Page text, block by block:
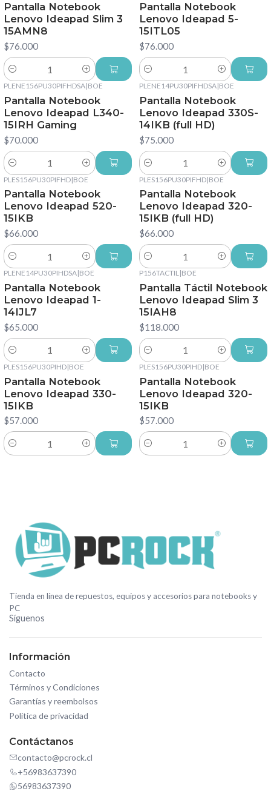
Pantalla Notebook
Lenovo Ideapad Slim 3
15AMN8
$76.000
Cantidad
Pantalla Notebook
Lenovo Ideapad 5-
15ITL05
$76.000
Cantidad
PLENE156PU30PIFHDSA|BOE
Pantalla Notebook
Lenovo Ideapad L340-
15IRH Gaming
$70.000
Cantidad
PLENE14PU30PIFHDSA|BOE
Pantalla Notebook
Lenovo Ideapad 330S-
14IKB (full HD)
$75.000
Cantidad
PLES156PU30PIFHD|BOE
Pantalla Notebook
Lenovo Ideapad 520-
15IKB
$66.000
Cantidad
PLES156PU30PIFHD|BOE
Pantalla Notebook
Lenovo Ideapad 320-
15IKB (full HD)
$66.000
Cantidad
PLENE14PU30PIHDSA|BOE
Pantalla Notebook
Lenovo Ideapad 1-
14IJL7
$65.000
Cantidad
P156TACTIL|BOE
Pantalla Táctil Notebook
Lenovo Ideapad Slim 3
15IAH8
$118.000
Cantidad
PLES156PU30PIHD|BOE
Pantalla Notebook
Lenovo Ideapad 330-
15IKB
$57.000
Cantidad
PLES156PU30PIHD|BOE
Pantalla Notebook
Lenovo Ideapad 320-
15IKB
$57.000
Cantidad
Tienda en línea de repuestos, equipos y accesorios para notebooks y
PC
Síguenos
Información
Contacto
Términos y Condiciones
Garantías y reembolsos
Política de privacidad
Contáctanos
contacto@pcrock.cl
+56983637390
56983637390